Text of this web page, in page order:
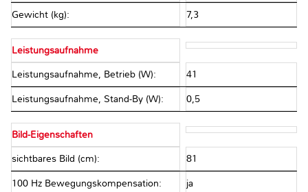
Gewicht (kg): 7,3
Leistungsaufnahme
Leistungsaufnahme, Betrieb (W): 41
Leistungsaufnahme, Stand-By (W): 0,5
Bild-Eigenschaften
sichtbares Bild (cm): 81
100 Hz Bewegungskompensation: ja